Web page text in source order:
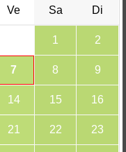
Ve Sa Di
1 2
7 8 9
14 15 16
21 22 23